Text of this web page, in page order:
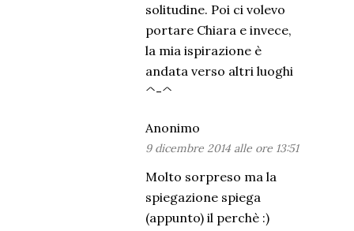
solitudine. Poi ci volevo
portare Chiara e invece,
la mia ispirazione è
andata verso altri luoghi
^-^
Anonimo
9 dicembre 2014 alle ore 13:51
Molto sorpreso ma la
spiegazione spiega
(appunto) il perchè :)